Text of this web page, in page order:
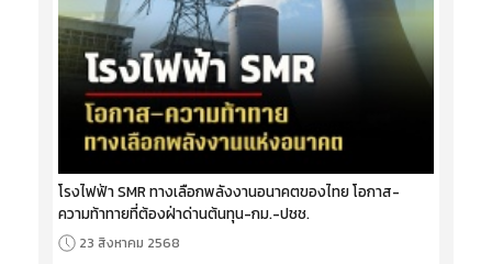
โรงไฟฟ้า SMR ทางเลือกพลังงานอนาคตของไทย โอกาส-
ความท้าทายที่ต้องฝ่าด่านต้นทุน-กม.-ปชช.
23 สิงหาคม 2568